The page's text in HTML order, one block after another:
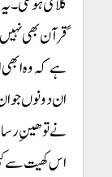
ًقرآن بھی
ہےکہ وہ
ان دونوں
نے توھینِ
اس کھیت سے